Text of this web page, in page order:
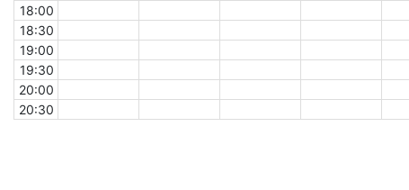
18:00
18:30
19:00
19:30
20:00
20:30